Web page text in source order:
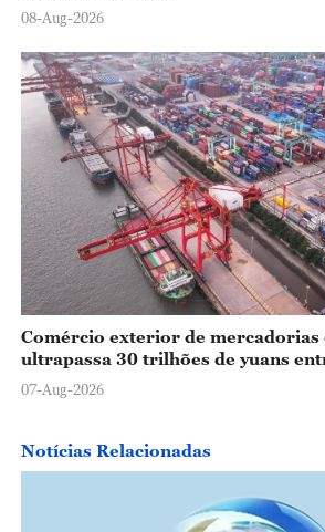
08-Aug-2026
Comércio exterior de mercadorias
ultrapassa 30 trilhões de yuans
07-Aug-2026
Notícias Relacionadas